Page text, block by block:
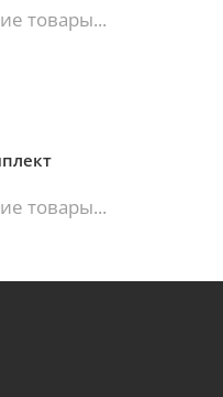
товары...
товары...